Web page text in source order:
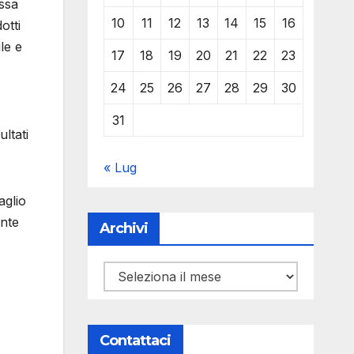
e
10 11 12 13 14 15 16
17 18 19 20 21 22 23
24 25 26 27 28 29 30
31
« Lug
Archivi
Archivi
Contattaci